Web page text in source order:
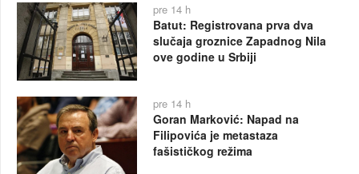
pre 14 h
Batut: Registrovana prva dva
slučaja groznice Zapadnog Nila
ove godine u Srbiji
pre 14 h
Goran Marković: Napad na
Filipovića je metastaza
fašističkog režima